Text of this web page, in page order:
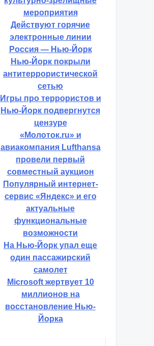
мероприятия
Действуют горячие
электронные линии
Россия — Нью-Йорк
Нью-Йорк покрыли
антитеррористической
сетью
Игры про террористов и
Нью-Йорк подвергнутся
цензуре
«Молоток.ru» и
авиакомпания Lufthansa
провели первый
совместный аукцион
Популярный интернет-
сервис «Яндекс» и его
актуальные
функциональные
возможности
На Нью-Йорк упал еще
один пассажирский
самолет
Microsoft жертвует 10
миллионов на
восстановление Нью-
Йорка